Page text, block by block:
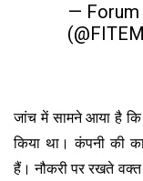
— Forum
जांच में सामने आया है
किया था। कंपनी की
हैं। नौकरी पर रखते